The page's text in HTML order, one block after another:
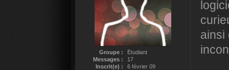
Groupe :
Étudiant
Messages :
17
Inscrit(e) :
6 février 09
ainsi